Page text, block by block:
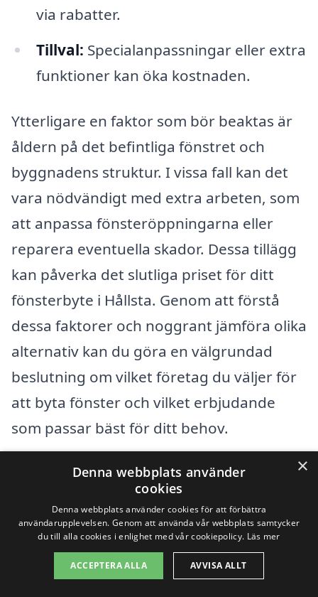
via rabatter.
Tillval: Specialanpassningar eller extra
funktioner kan öka kostnaden.
Ytterligare en faktor som bör beaktas är
åldern på det befintliga fönstret och
byggnadens struktur. I vissa fall kan det
vara nödvändigt med extra arbeten, som
att anpassa fönsteröppningarna eller
reparera eventuella skador. Dessa tillägg
kan påverka det slutliga priset för ditt
fönsterbyte i Hållsta. Genom att förstå
dessa faktorer och noggrant jämföra olika
alternativ kan du göra en välgrundad
beslutning om vilket företag du väljer för
att byta fönster och vilket erbjudande
som passar bäst för ditt behov.
Få 3 erbjudanden, gratis och utan
förpliktelser
Sök efter en
×
Denna webbplats använder
cookies
Denna webbplats använder cookies för att förbättra
användarupplevelsen. Genom att använda vår webbplats samtycker
du till alla cookies i enlighet med vår cookiepolicy. Läs mer
ACCEPTERA ALLA AVVISA ALLT